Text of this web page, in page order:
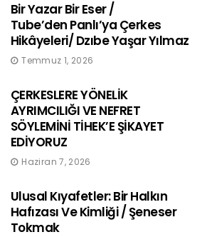
Bir Yazar Bir Eser /
Tube’den Panlı’ya Çerkes
Hikâyeleri/ Dzıbe Yaşar Yılmaz
Temmuz 1, 2026
ÇERKESLERE YÖNELİK
AYRIMCILIĞI VE NEFRET
SÖYLEMİNİ TİHEK’E ŞİKAYET
EDİYORUZ
Haziran 7, 2026
Ulusal Kıyafetler: Bir Halkın
Hafızası Ve Kimliği / Şeneser
Tokmak